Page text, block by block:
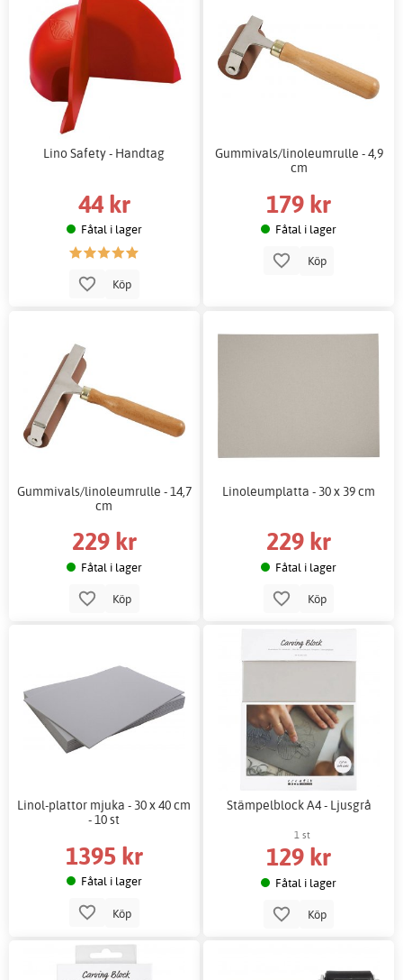
Lino Safety - Handtag
44 kr
Fåtal i lager
Köp
Gummivals/linoleumrulle - 4,9
cm
179 kr
Fåtal i lager
Köp
Gummivals/linoleumrulle - 14,7
cm
229 kr
Fåtal i lager
Köp
Linoleumplatta - 30 x 39 cm
229 kr
Fåtal i lager
Köp
Linol-plattor mjuka - 30 x 40 cm
- 10 st
1395 kr
Fåtal i lager
Köp
Stämpelblock A4 - Ljusgrå
1 st
129 kr
Fåtal i lager
Köp